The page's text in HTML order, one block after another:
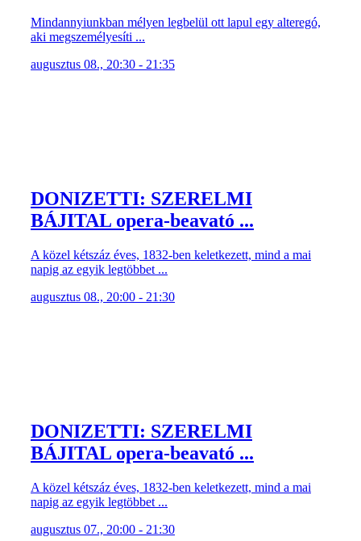
Mindannyiunkban mélyen legbelül ott lapul egy alteregó,
aki megszemélyesíti ...
augusztus 08., 20:30 - 21:35
DONIZETTI: SZERELMI
BÁJITAL opera-beavató ...
A közel kétszáz éves, 1832-ben keletkezett, mind a mai
napig az egyik legtöbbet ...
augusztus 08., 20:00 - 21:30
DONIZETTI: SZERELMI
BÁJITAL opera-beavató ...
A közel kétszáz éves, 1832-ben keletkezett, mind a mai
napig az egyik legtöbbet ...
augusztus 07., 20:00 - 21:30